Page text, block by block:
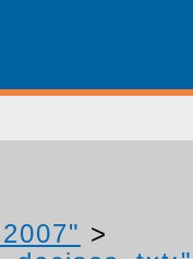
>